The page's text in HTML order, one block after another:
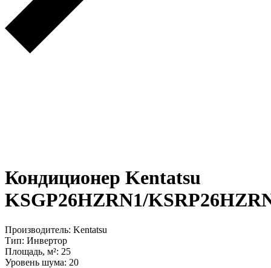
Кондиционер Kentatsu
KSGP26HZRN1/
Производитель: Kentatsu
Тип: Инвертор
Площадь, м²: 25
Уровень шума: 20